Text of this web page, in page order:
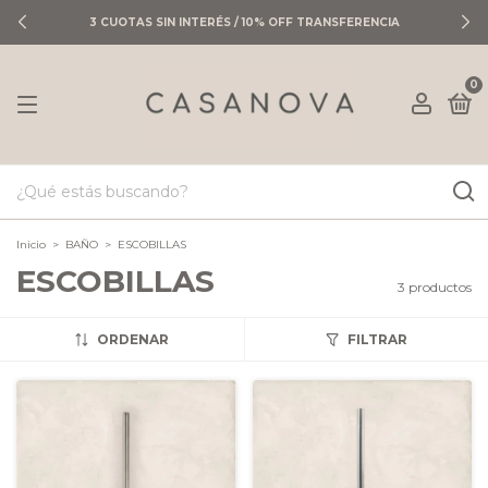
3 CUOTAS SIN INTERÉS / 10% OFF TRANSFERENCIA
0
Inicio > BAÑO > ESCOBILLAS
ESCOBILLAS 3 productos
ORDENAR FILTRAR